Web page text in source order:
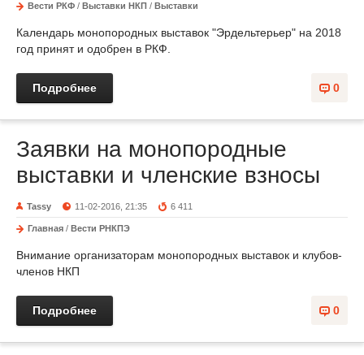
Вести РКФ / Выставки НКП / Выставки
Календарь монопородных выставок "Эрдельтерьер" на 2018
год принят и одобрен в РКФ.
0
Подробнее
Заявки на монопородные
выставки и членские взносы
Tassy 11-02-2016, 21:35 6 411
Главная / Вести РНКПЭ
Внимание организаторам монопородных выставок и клубов-
членов НКП
0
Подробнее